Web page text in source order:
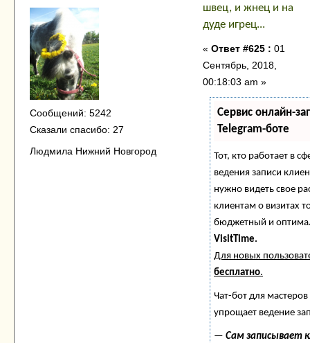
Сообщений: 5242
Сказали спасибо: 27
Людмила Нижний Новгород
швец, и жнец и на
дуде игрец...
« Ответ #625 : 01
Сентябрь, 2018,
00:18:03 am »
Сервис онлайн-
Telegram-боте
Тот, кто работает в
ведения записи
нужно видеть свое
клиентам о визитах
бюджетный и
VisitTime.
Для новых
бесплатно.
Чат-бот для
упрощает ведение
— Сам записывает